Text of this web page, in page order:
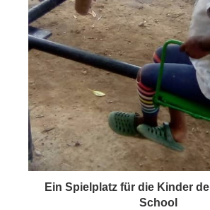
Ein Spielplatz für die Kinder
School